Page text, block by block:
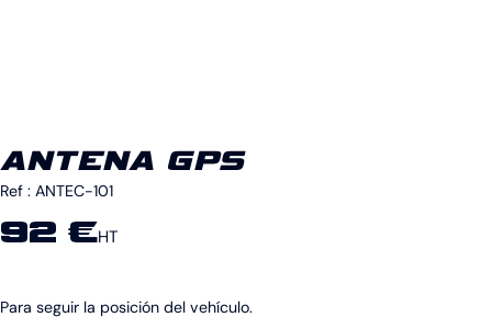
ANTENA GPS
Ref : ANTEC-101
92 €HT
Para seguir la posición del vehículo.